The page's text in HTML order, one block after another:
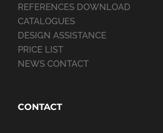
REFERENCES DOWNLOAD
CATALOGUES
DESIGN ASSISTANCE
PRICE LIST
NEWS CONTACT
CONTACT